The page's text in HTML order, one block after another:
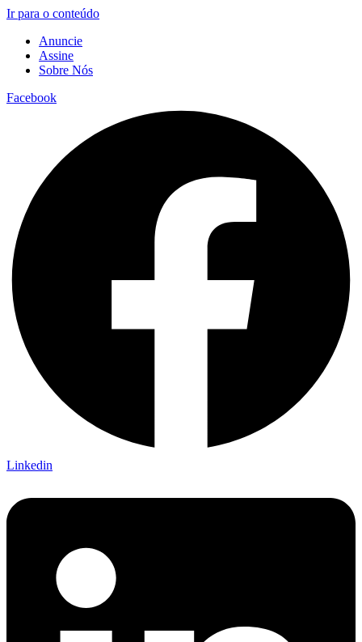
Ir para o conteúdo
Anuncie
Assine
Sobre Nós
Facebook
Linkedin